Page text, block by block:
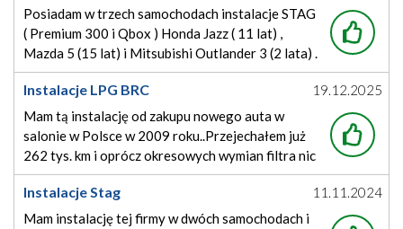
Posiadam w trzech samochodach instalacje STAG
( Premium 300 i Qbox ) Honda Jazz ( 11 lat) ,
Mazda 5 (15 lat) i Mitsubishi Outlander 3 (2 lata) .
Podstawa to prawidłowy montaż , regularna (
samodzielna) wymiana filtrów i tankowanie na
pewnych stacjach . Łącznie na LPG przejechane ok
Instalacje LPG BRC
19.12.2025
Mam tą instalację od zakupu nowego auta w
salonie w Polsce w 2009 roku..Przejechałem już
262 tys. km i oprócz okresowych wymian filtra nic
nie nawala.Oby tak dalej.
Instalacje Stag
11.11.2024
Mam instalację tej firmy w dwóch samochodach i